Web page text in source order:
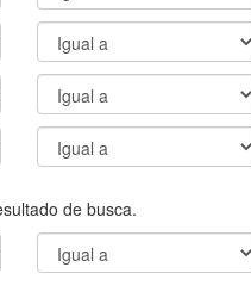
de busca.